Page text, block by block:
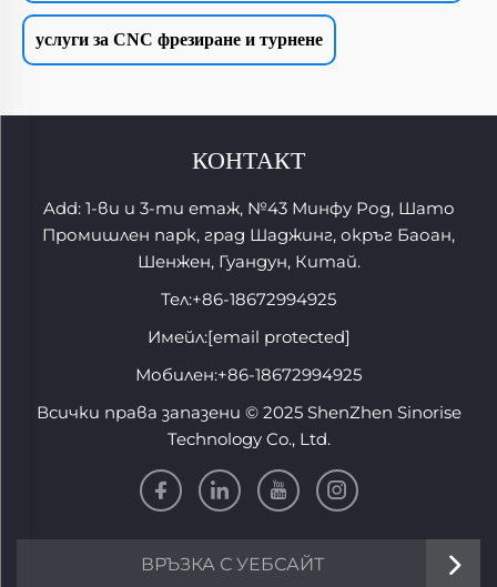
услуги за CNC фрезиране и турнене
КОНТАКТ
Add: 1-ви и 3-ти етаж, №43 Минфу Род, Шато
Промишлен парк, град Шаджинг, окръг Баоан,
Шенжен, Гуандун, Китай.
Тел:+86-18672994925
Имейл:[email protected]
Мобилен:+86-18672994925
Всички права запазени © 2025 ShenZhen Sinorise
Technology Co., Ltd.
ВРЪЗКА С УЕБСАЙТ